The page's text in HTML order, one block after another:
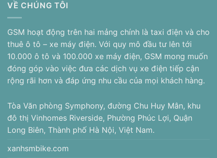
VỀ CHÚNG TÔI
GSM hoạt động trên hai mảng chính là taxi điện và cho
thuê ô tô – xe máy điện. Với quy mô đầu tư lên tới
10.000 ô tô và 100.000 xe máy điện, GSM mong muốn
đóng góp vào việc đưa các dịch vụ xe điện tiếp cận
rộng rãi hơn và đáp ứng nhu cầu của mọi khách hàng.
Tòa Văn phòng Symphony, đường Chu Huy Mân, khu
đô thị Vinhomes Riverside, Phường Phúc Lợi, Quận
Long Biên, Thành phố Hà Nội, Việt Nam.
xanhsmbike.com